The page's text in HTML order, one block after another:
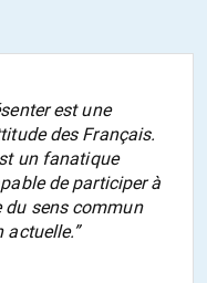
est une
des Français.
un fanatique
de participer à
du sens commun
actuelle.”